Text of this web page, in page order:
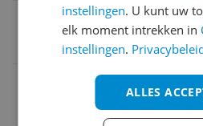
Product breedte
8712876020762
instellingen. U kunt uw
elk moment intrekken in
instellingen.
ALLES